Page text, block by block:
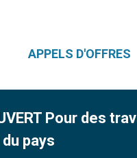
APPELS D'OFFRES
OUVERT Pour
pays